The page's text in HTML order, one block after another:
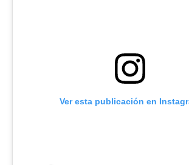
Ver esta publicación en